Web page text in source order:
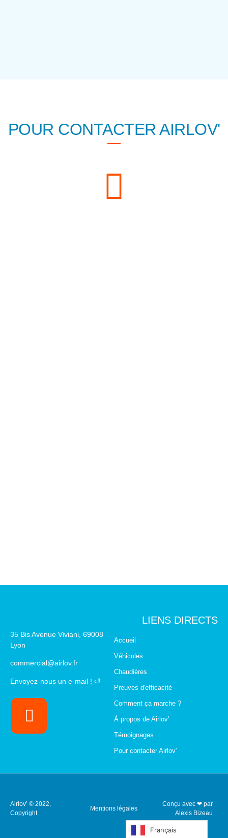
POUR CONTACTER AIRLOV'
35 Bis Avenue Viviani, 69008
Lyon
commercial@airlov.fr
Envoyez-nous un e-mail ! ⏎
LIENS DIRECTS
Accueil
Véhicules
Chaudières
Preuves d'efficacité
Comment ça marche ?
À propos de Airlov'
Témoignages
Pour contacter Airlov'
Airlov’ © 2022,
Copyright
Mentions légales
Conçu avec ❤ par
Alexis Bizeau
Français